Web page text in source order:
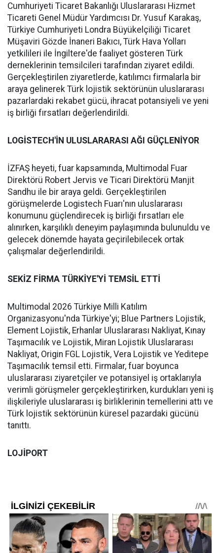
Cumhuriyeti Ticaret Bakanlığı Uluslararası Hizmet
Ticareti Genel Müdür Yardımcısı Dr. Yusuf Karakaş,
Türkiye Cumhuriyeti Londra Büyükelçiliği Ticaret
Müşaviri Gözde İnaneri Bakıcı, Türk Hava Yolları
yetkilileri ile İngiltere'de faaliyet gösteren Türk
derneklerinin temsilcileri tarafından ziyaret edildi.
Gerçekleştirilen ziyaretlerde, katılımcı firmalarla bir
araya gelinerek Türk lojistik sektörünün uluslararası
pazarlardaki rekabet gücü, ihracat potansiyeli ve yeni
iş birliği fırsatları değerlendirildi.
LOGİSTECH'İN ULUSLARARASI AĞI GÜÇLENİYOR
İZFAŞ heyeti, fuar kapsamında, Multimodal Fuar
Direktörü Robert Jervis ve Ticari Direktörü Manjit
Sandhu ile bir araya geldi. Gerçekleştirilen
görüşmelerde Logistech Fuarı'nın uluslararası
konumunu güçlendirecek iş birliği fırsatları ele
alınırken, karşılıklı deneyim paylaşımında bulunuldu ve
gelecek dönemde hayata geçirilebilecek ortak
çalışmalar değerlendirildi.
SEKİZ FİRMA TÜRKİYE'Yİ TEMSİL ETTİ
Multimodal 2026 Türkiye Milli Katılım
Organizasyonu'nda Türkiye'yi; Blue Partners Lojistik,
Element Lojistik, Erhanlar Uluslararası Nakliyat, Kınay
Taşımacılık ve Lojistik, Miran Lojistik Uluslararası
Nakliyat, Origin FGL Lojistik, Vera Lojistik ve Yeditepe
Taşımacılık temsil etti. Firmalar, fuar boyunca
uluslararası ziyaretçiler ve potansiyel iş ortaklarıyla
verimli görüşmeler gerçekleştirirken, kurdukları yeni iş
ilişkileriyle uluslararası iş birliklerinin temellerini attı ve
Türk lojistik sektörünün küresel pazardaki gücünü
tanıttı.
LOJİPORT